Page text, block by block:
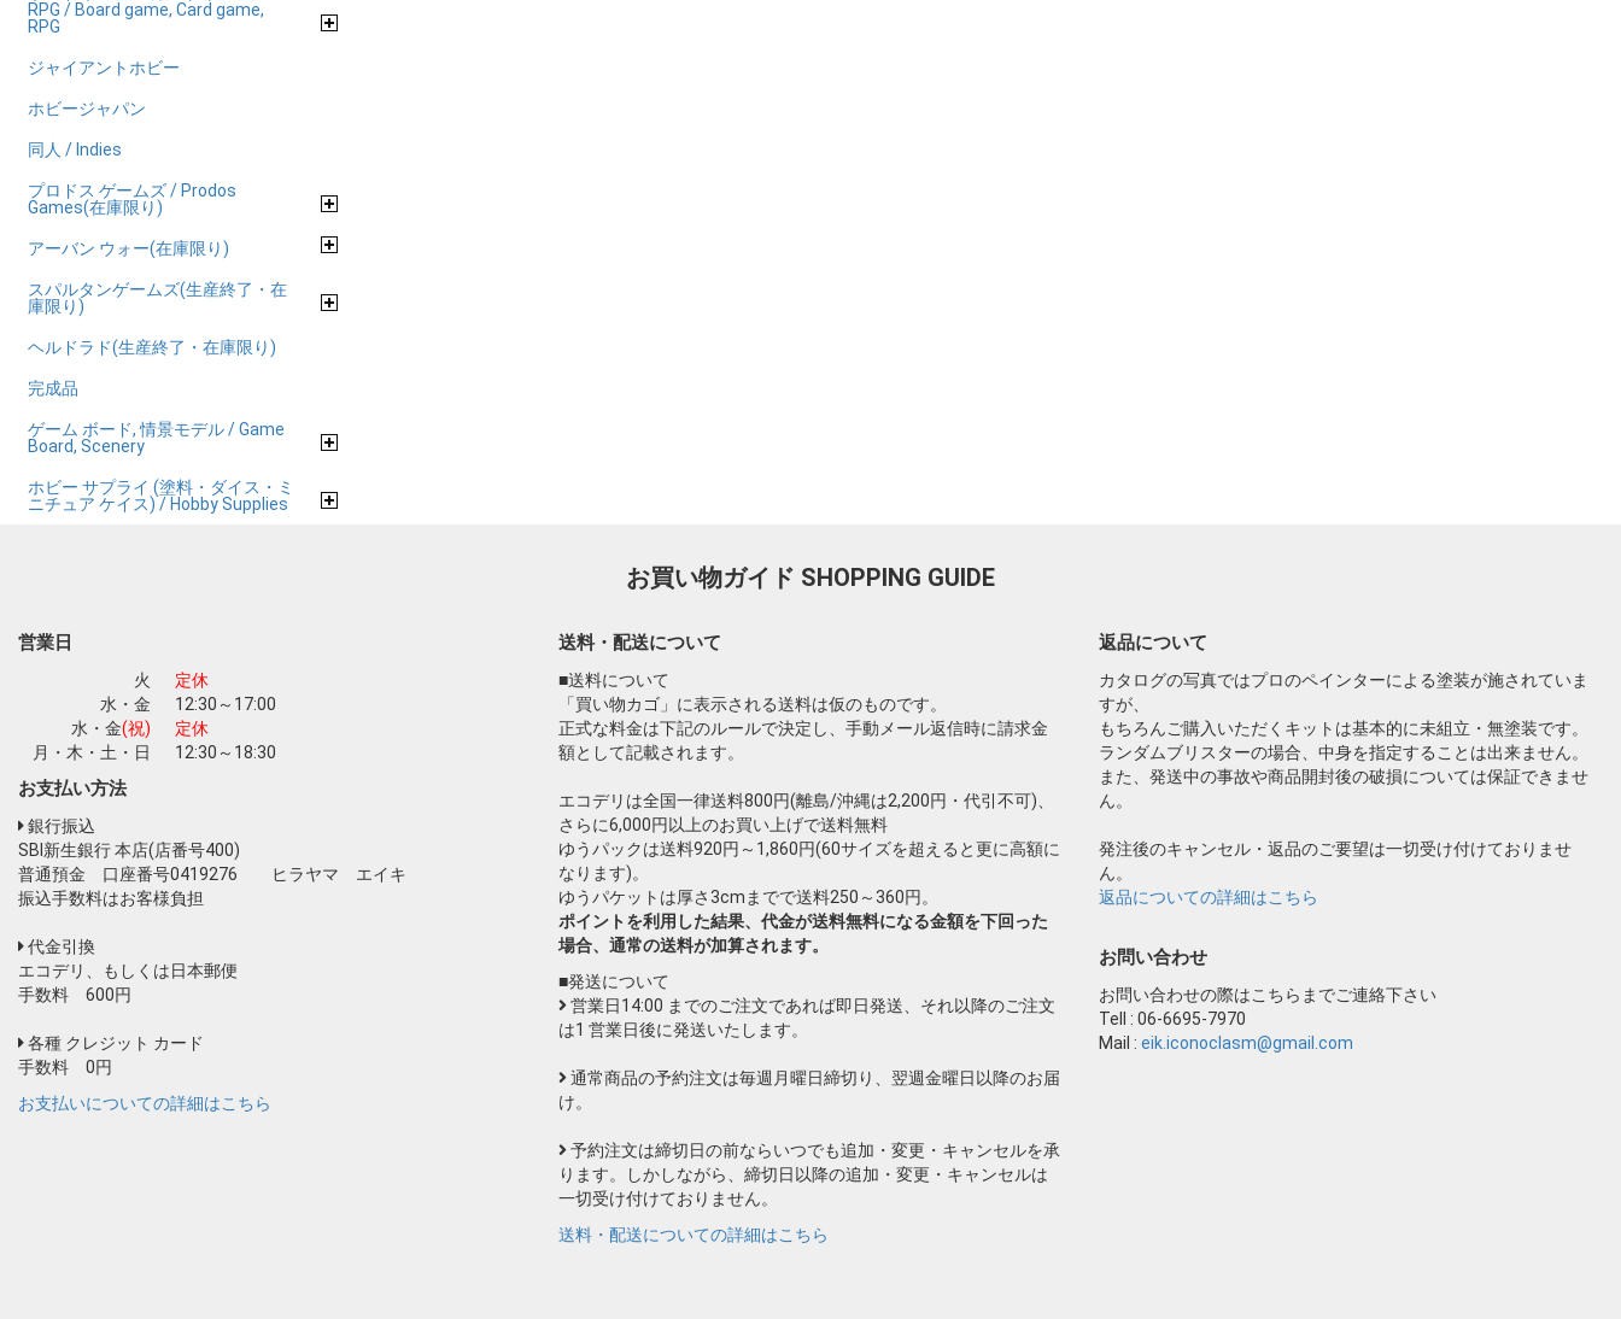
RPG / Board game, Card game,
RPG
ジャイアントホビー
ホビージャパン
同人 / Indies
プロドス ゲームズ / Prodos
Games(在庫限り)
アーバン ウォー(在庫限り)
スパルタンゲームズ(生産終了・在
庫限り)
ヘルドラド(生産終了・在庫限り)
完成品
ゲーム ボード, 情景モデル / Game
Board, Scenery
ホビー サプライ (塗料・ダイス・ミ
ニチュア ケイス) / Hobby Supplies
お買い物ガイド SHOPPING GUIDE
営業日
火
定休
水・金
12:30～17:00
水・金(祝)
定休
月・木・土・日
12:30～18:30
お支払い方法
銀行振込
SBI新生銀行 本店(店番号400)
普通預金 口座番号0419276 ヒラヤマ エイキ
振込手数料はお客様負担
代金引換
エコデリ、もしくは日本郵便
手数料 600円
各種 クレジット カード
手数料 0円
お支払いについての詳細はこちら
送料・配送について
■送料について
「買い物カゴ」に表示される送料は仮のものです。
正式な料金は下記のルールで決定し、手動メール返信時に請求金
額として記載されます。
エコデリは全国一律送料800円(離島/沖縄は2,200円・代引不可)、
さらに6,000円以上のお買い上げで送料無料
ゆうパックは送料920円～1,860円(60サイズを超えると更に高額に
なります)。
ゆうパケットは厚さ3cmまでで送料250～360円。
ポイントを利用した結果、代金が送料無料になる金額を下回った
場合、通常の送料が加算されます。
■発送について
営業日14:00 までのご注文であれば即日発送、それ以降のご注文
は1 営業日後に発送いたします。
通常商品の予約注文は毎週月曜日締切り、翌週金曜日以降のお届
け。
予約注文は締切日の前ならいつでも追加・変更・キャンセルを承
ります。しかしながら、締切日以降の追加・変更・キャンセルは
一切受け付けておりません。
送料・配送についての詳細はこちら
返品について
カタログの写真ではプロのペインターによる塗装が施されていま
すが、
もちろんご購入いただくキットは基本的に未組立・無塗装です。
ランダムブリスターの場合、中身を指定することは出来ません。
また、発送中の事故や商品開封後の破損については保証できませ
ん。
発注後のキャンセル・返品のご要望は一切受け付けておりませ
ん。
返品についての詳細はこちら
お問い合わせ
お問い合わせの際はこちらまでご連絡下さい
Tell : 06-6695-7970
Mail : eik.iconoclasm@gmail.com